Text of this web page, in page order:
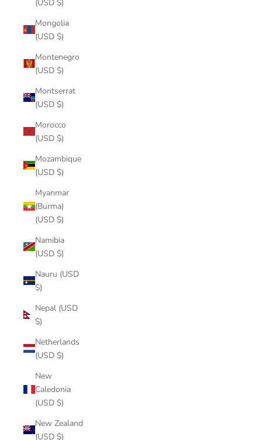
(USD $)
Mongolia
(USD $)
Montenegro
(USD $)
Montserrat
(USD $)
Morocco
(USD $)
Mozambique
(USD $)
Myanmar
(Burma)
(USD $)
Namibia
(USD $)
Nauru (USD
$)
Nepal (USD
$)
Netherlands
(USD $)
New
Caledonia
(USD $)
New Zealand
(USD $)